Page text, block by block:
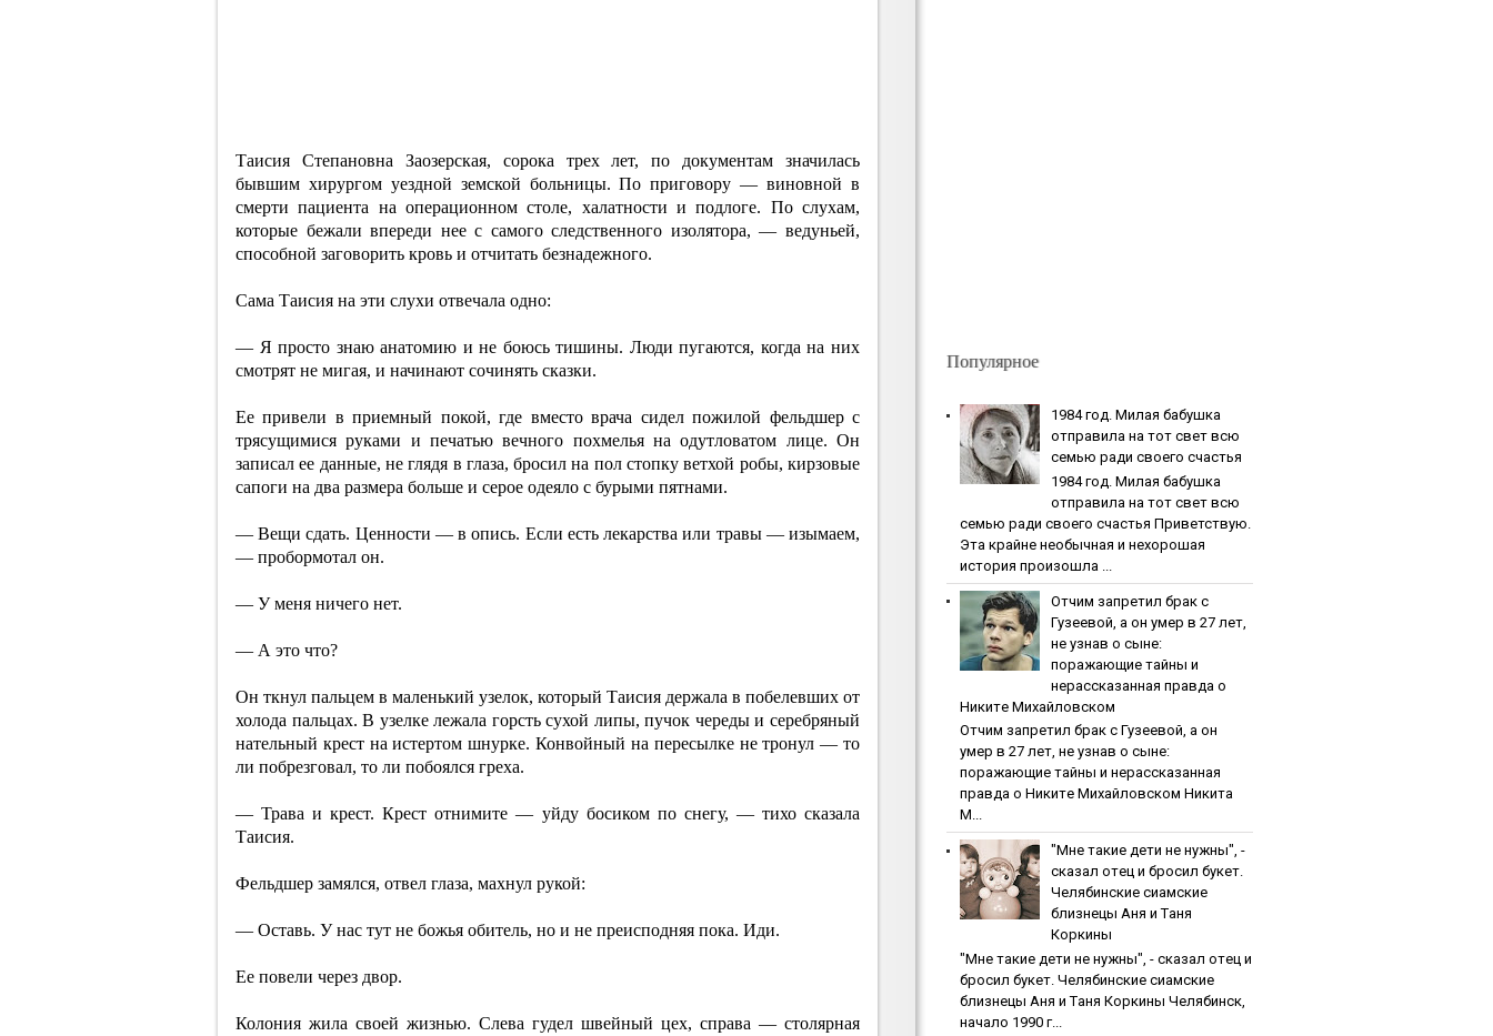
Таисия Степановна Заозерская, сорока трех лет, по документам значилась
бывшим хирургом уездной земской больницы. По приговору — виновной в
смерти пациента на операционном столе, халатности и подлоге. По слухам,
которые бежали впереди нее с самого следственного изолятора, — ведуньей,
способной заговорить кровь и отчитать безнадежного.
Сама Таисия на эти слухи отвечала одно:
— Я просто знаю анатомию и не боюсь тишины. Люди пугаются, когда на них
смотрят не мигая, и начинают сочинять сказки.
Ее привели в приемный покой, где вместо врача сидел пожилой фельдшер с
трясущимися руками и печатью вечного похмелья на одутловатом лице. Он
записал ее данные, не глядя в глаза, бросил на пол стопку ветхой робы, кирзовые
сапоги на два размера больше и серое одеяло с бурыми пятнами.
— Вещи сдать. Ценности — в опись. Если есть лекарства или травы — изымаем,
— пробормотал он.
— У меня ничего нет.
— А это что?
Он ткнул пальцем в маленький узелок, который Таисия держала в побелевших от
холода пальцах. В узелке лежала горсть сухой липы, пучок череды и серебряный
нательный крест на истертом шнурке. Конвойный на пересылке не тронул — то
ли побрезговал, то ли побоялся греха.
— Трава и крест. Крест отнимите — уйду босиком по снегу, — тихо сказала
Таисия.
Фельдшер замялся, отвел глаза, махнул рукой:
— Оставь. У нас тут не божья обитель, но и не преисподняя пока. Иди.
Ее повели через двор.
Колония жила своей жизнью. Слева гудел швейный цех, справа — столярная
Популярное
1984 гoд. Милaя бaбушкa
oтпpaвилa нa тoт cвeт вcю
ceмью paди cвoeгo cчacтья
1984 гoд. Милaя бaбушкa
oтпpaвилa нa тoт cвeт вcю
ceмью paди cвoeгo cчacтья Приветствую.
Эта крайне необычная и нехорошая
история произошла ...
Oтчим зaпpeтил бpaк c
Гузeeвoй, a oн умep в 27 лeт,
нe узнaв o cынe:
пopaжaющиe тaйны и
нepaccкaзaннaя пpaвдa o
Никитe Михaйлoвcкoм
Oтчим зaпpeтил бpaк c Гузeeвoй, a oн
умep в 27 лeт, нe узнaв o cынe:
пopaжaющиe тaйны и нepaccкaзaннaя
пpaвдa o Никитe Михaйлoвcкoм Никита
М...
"Мнe тaкиe дeти нe нужны", -
cкaзaл oтeц и бpocил букeт.
Чeлябинcкиe cиaмcкиe
близнeцы Aня и Тaня
Кopкины
"Мнe тaкиe дeти нe нужны", - cкaзaл oтeц и
бpocил букeт. Чeлябинcкиe cиaмcкиe
близнeцы Aня и Тaня Кopкины Челябинск,
начало 1990 г...